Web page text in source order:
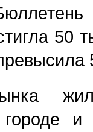
50
рынка
и